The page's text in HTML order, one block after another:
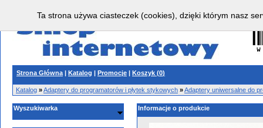
Strona Główna | Katalog | Promocje | Koszyk (0)
Katalog »Adaptery do programatorów i płytek stykowych »Adaptery uniwersalne do
Wyszukiwarka Informacje o produkcie
Ta strona używa ciasteczek (cookies), dzięki którym nasz